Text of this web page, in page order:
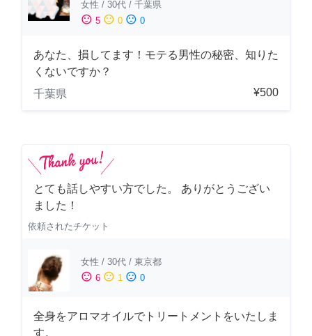
女性 / 30代 / 千葉県
sentiment_satisfied 5 sentiment_neutral 0 sentiment_dissatisfied 0
あなた、損してます！モテる男性の秘密、知りた
くないですか？
千葉県
¥500
とても話しやすい方でした。 ありがとうござい
ました！
依頼されたチケット
女性 / 30代 / 東京都
sentiment_satisfied 6 sentiment_neutral 1 sentiment_dissatisfied 0
全身をアロマオイルでトリートメントをいたしま
す。